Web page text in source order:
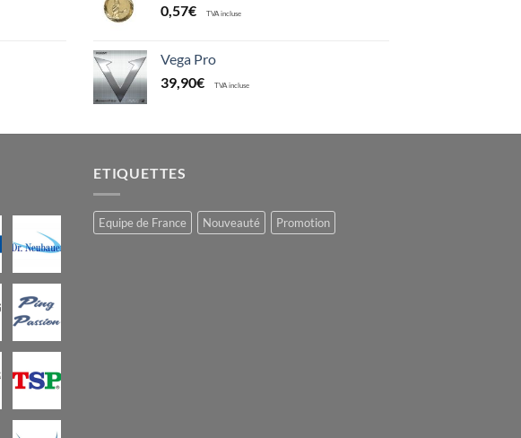
0,57€ TVA incluse
Vega Pro
39,90€ TVA incluse
ETIQUETTES
Equipe de France Nouveauté Promotion